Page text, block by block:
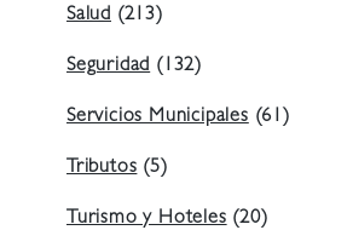
Salud (213)
Seguridad(132)
Servicios Municipales(61)
Tributos(5)
Turismo y Hoteles(20)